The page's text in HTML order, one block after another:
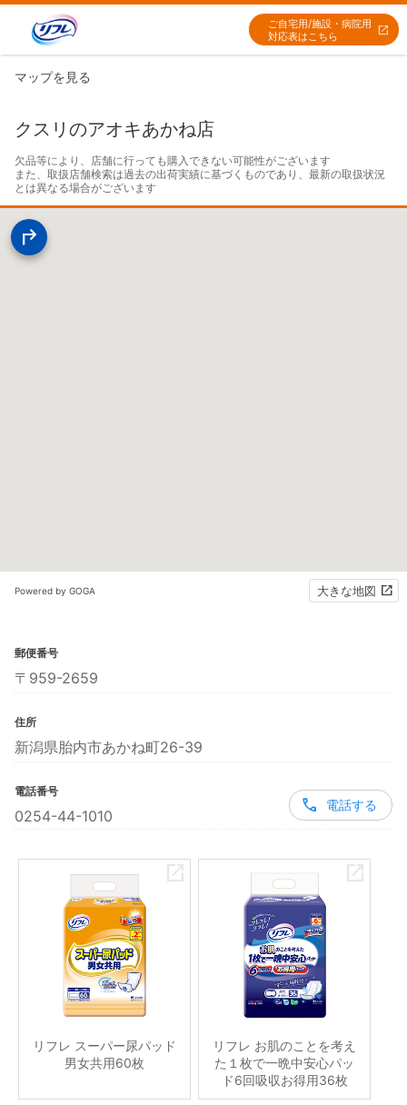
ご自宅用/施設・病院用
対応表はこちら
マップを見る
クスリのアオキあかね店
欠品等により、店舗に行っても購入できない可能性がございます
また、取扱店舗検索は過去の出荷実績に基づくものであり、最新の取扱状況
とは異なる場合がございます
Powered by GOGA 大きな地図
郵便番号
〒959-2659
住所
新潟県胎内市あかね町26-39
電話番号
0254-44-1010
電話する
リフレ スーパー尿パッド
男女共用60枚
リフレ お肌のことを考え
た１枚で一晩中安心パッ
ド6回吸収お得用36枚